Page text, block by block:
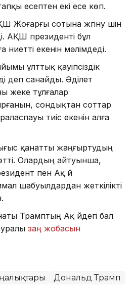
есептен екі есе көп.
Жоғарғы сотына жүгіну үшін
АҚШ президенті бұл
екенін мәлімдеді.
ұлттық қауіпсіздік
деп санайды. Әділет
жеке тұлғалар
сондықтан соттар
тиіс екенін алға
қанатты жаңғыртудың
өтті. Олардың айтуынша,
пен Ақ үй
шабуылдардан жеткілікті
Трамптың Ақ үйдегі бал
заң жобасын
Дональд Трамп